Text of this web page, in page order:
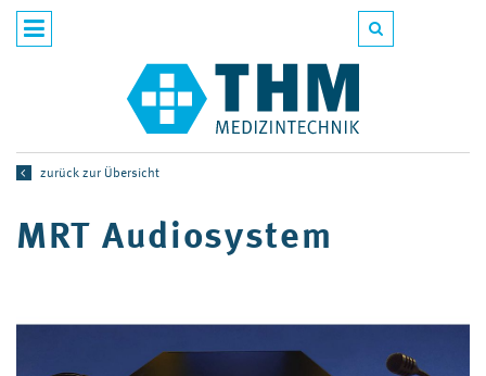
zurück zur Übersicht
MRT Audiosystem